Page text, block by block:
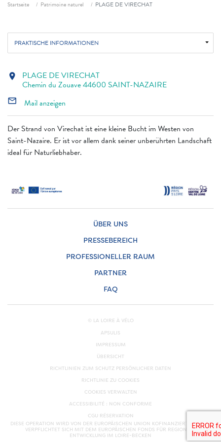
Startseite Patrimoine naturel PLAGE DE VIRECHAT
PRAKTISCHE INFORMATIONEN
Der Strand von Virechat ist eine kleine Bucht im Westen von
Saint-Nazaire. Er ist vor allem dank seiner unberührten Landschaft
ideal für Naturliebhaber.
location_on PLAGE DE VIRECHAT
Chemin du Zouave 44600 SAINT-NAZAIRE
mail_outline Mail anzeigen
ÜBER UNS
PRESSEBEREICH
PROFESSIONELLER RAUM
PARTNER
FAQ
© LA LOIRE À VÉLO
APSULIS
IMPRESSUM
ÜBERSICHT
RICHTLINIEN ZUM SCHUTZ PERSÖNLICHER DATEN
RICHTLINIE ZU COOKIES
COOKIES VERWALTEN
ACCESSIBILITÉ : NON CONFORME
CGU RÉSERVATION
DIESE OPERATION WIRD VON DER EUROPÄISCHEN UNION KOFINANZIERT. EUROPA
VERPFLICHTET SICH MIT DEM EUROPÄISCHEN FONDS FÜR REGIONALE
ENTWICKLUNG IM LOIRE-BECKEN